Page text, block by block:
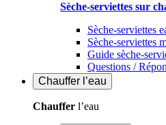
Sèche-serviettes sur
Sèche-serviettes
Sèche-serviettes
Guide sèche-
Questions /
Chauffer l’eau
Chauffer l’eau